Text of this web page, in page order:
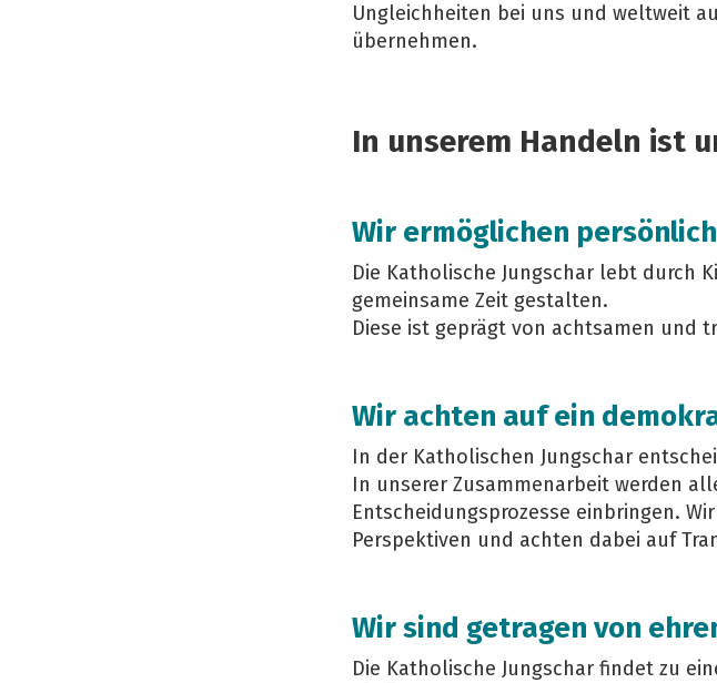
Ungleichheiten bei uns und weltweit
übernehmen.
In unserem Handeln ist
Wir ermöglichen
Die Katholische Jungschar lebt durch
gemeinsame Zeit gestalten.
Diese ist geprägt von achtsamen und
Wir achten auf ein
In der Katholischen Jungschar
In unserer Zusammenarbeit werden
Entscheidungsprozesse einbringen.
Perspektiven und achten dabei auf
Wir sind getragen von
Die Katholische Jungschar findet zu